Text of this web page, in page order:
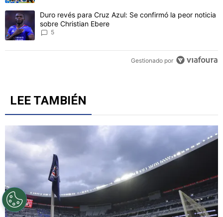
CONVERSACIONES ACTIVAS
Este listado muestra los artículos con más comentarios en los
Un artículo de tendencia con el título "Cruz Azul 2-3 Atlante:
Cruz Azul 2-3 Atlante: goles, videos y resumen por la
Jornada 3 del Torneo Apertura 2026
Un artículo de tendencia con el título "Duro revés para Cruz
Duro revés para Cruz Azul: Se confirmó la peor noticia
LEE TAMBIÉN